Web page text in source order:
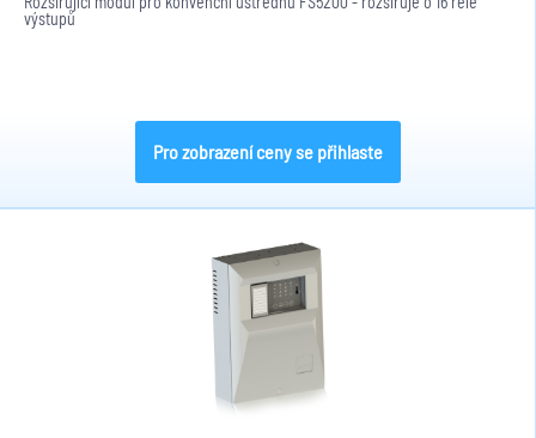
výstupů
Pro zobrazení ceny se přihlaste